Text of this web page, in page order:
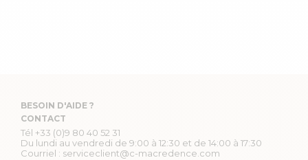
BESOIN D'AIDE ?
CONTACT
Tél +33 (0)9 80 40 52 31
Du lundi au vendredi de 9:00 à 12:30 et de 14:00 à 17:30
Courriel : serviceclient@c-macredence.com